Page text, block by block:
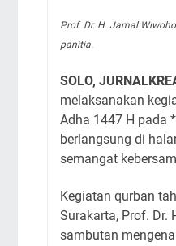
Prof. Dr. H. Jamal
panitia.
SOLO,
melaksanakan
Adha 1447 H pada
berlangsung di
semangat
Kegiatan qurban
Surakarta, Prof. Dr.
sambutan